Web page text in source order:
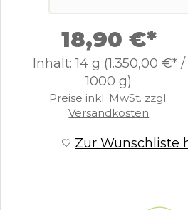
18,90 €*
Inhalt:14 g (1.350,00 €* /
1000 g)
Preise inkl. MwSt. zzgl.
Versandkosten
Zur Wunschliste